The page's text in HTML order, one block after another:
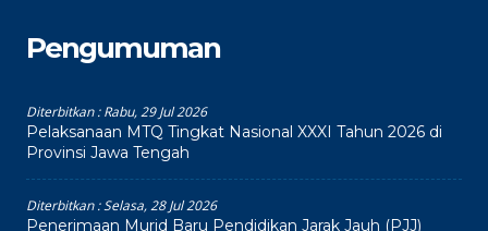
Pengumuman
Diterbitkan :Rabu, 29 Jul 2026
Pelaksanaan MTQ Tingkat Nasional XXXI Tahun 2026 di
Provinsi Jawa Tengah
Diterbitkan :Selasa, 28 Jul 2026
Penerimaan Murid Baru Pendidikan Jarak Jauh (PJJ)